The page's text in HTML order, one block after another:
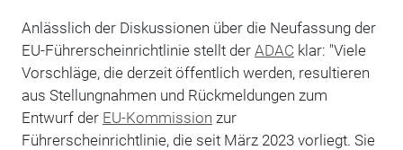
Anlässlich der Diskussionen über die Neufassung der
EU-Führerscheinrichtlinie stellt der ADAC klar: "Viele
Vorschläge, die derzeit öffentlich werden, resultieren
aus Stellungnahmen und Rückmeldungen zum
Entwurf der EU-Kommission zur
Führerscheinrichtlinie, die seit März 2023 vorliegt. Sie